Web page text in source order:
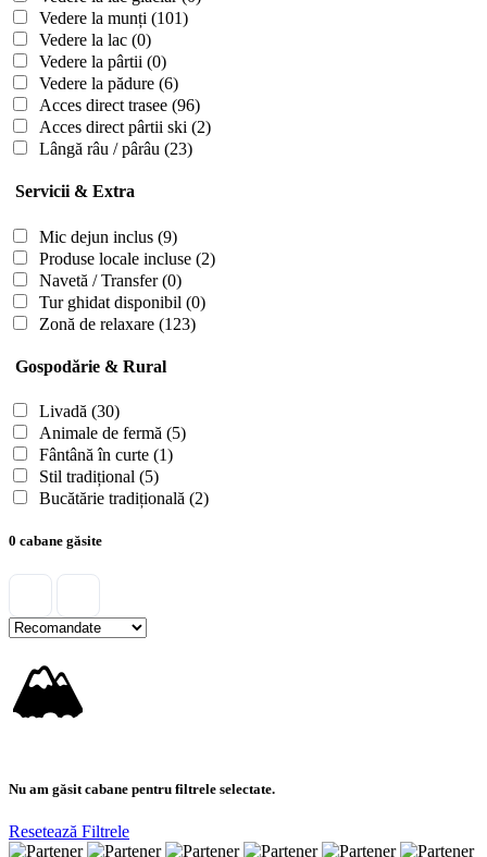
Vedere la munți (101)
Vedere la lac (0)
Vedere la pârtii (0)
Vedere la pădure (6)
Acces direct trasee (96)
Acces direct pârtii ski (2)
Lângă râu / pârâu (23)
Servicii & Extra
Mic dejun inclus (9)
Produse locale incluse (2)
Navetă / Transfer(0)
Tur ghidat disponibil (0)
Zonă de relaxare (123)
Gospodărie & Rural
Livadă (30)
Animale de fermă (5)
Fântână în curte (1)
Stil tradițional (5)
Bucătărie tradițională (2)
0 cabane găsite
🏔
Nu am găsit cabane pentru filtrele selectate.
Resetează Filtrele